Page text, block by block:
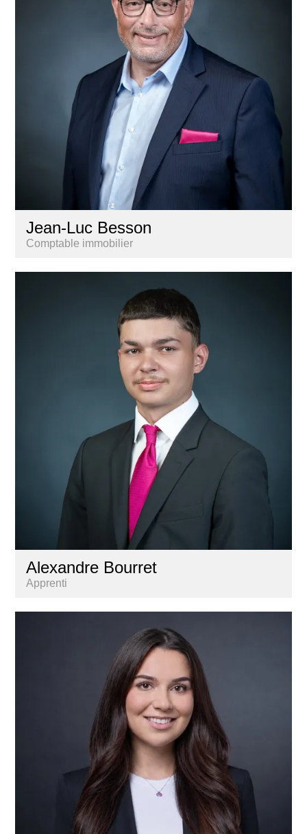
Jean-Luc Besson
Comptable immobilier
Alexandre Bourret
Apprenti